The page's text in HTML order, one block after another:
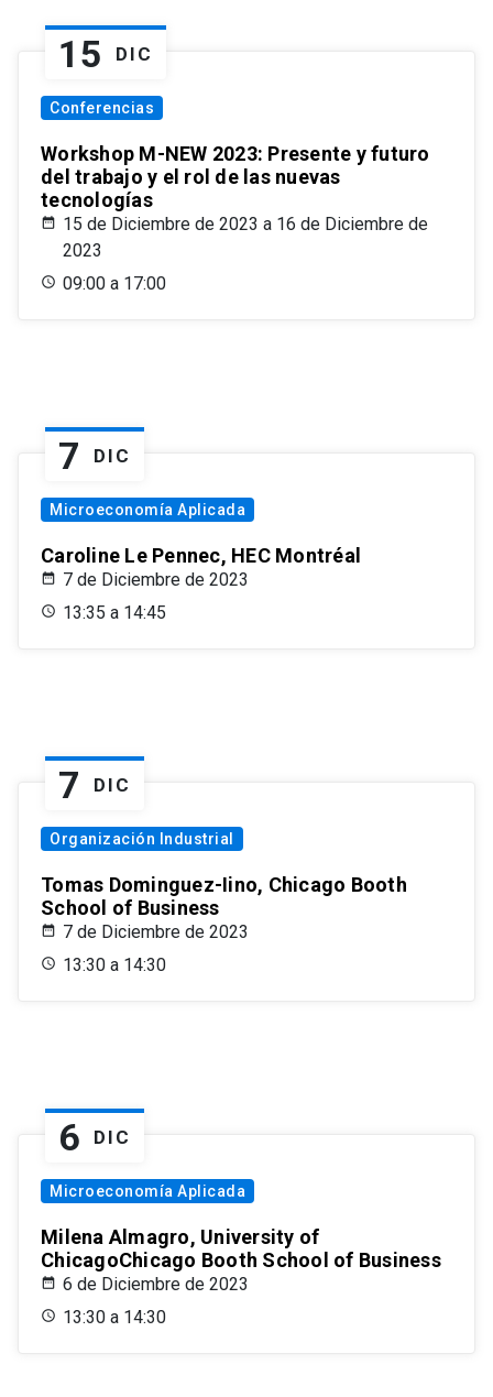
15 DIC
Conferencias
Workshop M-NEW 2023: Presente y futuro
del trabajo y el rol de las nuevas
tecnologías
15 de Diciembre de 2023 a 16 de Diciembre de
2023
09:00 a 17:00
7 DIC
Microeconomía Aplicada
Caroline Le Pennec, HEC Montréal
7 de Diciembre de 2023
13:35 a 14:45
7 DIC
Organización Industrial
Tomas Dominguez-Iino, Chicago Booth
School of Business
7 de Diciembre de 2023
13:30 a 14:30
6 DIC
Microeconomía Aplicada
Milena Almagro, University of
ChicagoChicago Booth School of Business
6 de Diciembre de 2023
13:30 a 14:30